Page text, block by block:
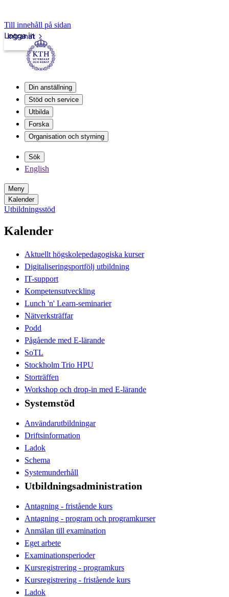
Till innehåll på sidan
Intranät
Logga in
Din anställning
Stöd och service
Utbilda
Forska
Organisation och styrning
Sök
English
Meny
Kalender
Utbildningsstöd
Kalender
Aktuellt högskolepedagogiska kurser
Digitaliseringsportfölj utbildning
IT-support
Kompetensutveckling
Lunch 'n' Learn-seminarier
Nätverksträffar
Podd
Pågående med E-lärande
SoTL
Stockholm Trio HPU
Storträffen
Workshop och drop-in med E-lärande
Systemstöd
Användarutbildningar
Driftsinformation
Ladok
Schema
Systemunderhåll
Utbildningsadministration
Antagning - fristående kurs
Antagning - program och programkurser
Anmälan till examination
Eget arbete
Examinationsperioder
Kursregistrering - programkurs
Kursregistrering - fristående kurs
Ladok